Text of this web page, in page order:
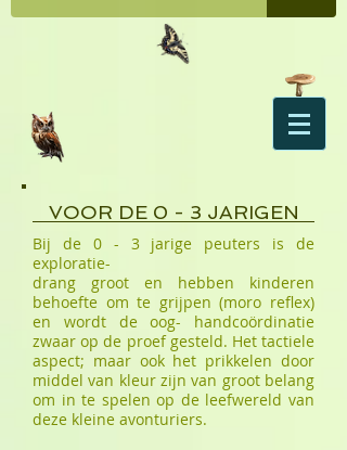
VOOR DE 0 - 3 JARIGEN
Bij de 0 - 3 jarige peuters is de
exploratie-
drang groot en hebben kinderen
behoefte om te grijpen (moro reflex)
en wordt de oog- handcoördinatie
zwaar op de proef gesteld. Het tactiele
aspect; maar ook het prikkelen door
middel van kleur zijn van groot belang
om in te spelen op de leefwereld van
deze kleine avonturiers.